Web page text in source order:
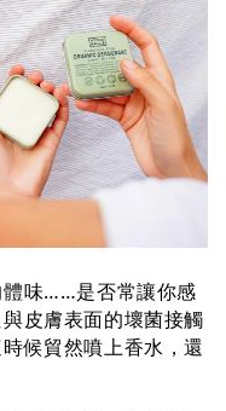
體味……是否常讓你感
皮膚表面的壞菌接觸
候貿然噴上香水，還